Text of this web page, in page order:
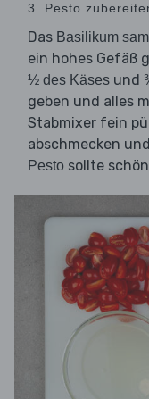
3. Pesto
Das Basilikum
ein hohes Gefäß
½ des Käses und
geben und alles
Stabmixer fein
abschmecken
Pesto sollte